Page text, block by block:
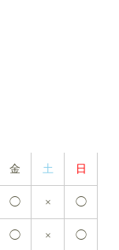
金 土 日
◯ × ◯
◯ × ◯